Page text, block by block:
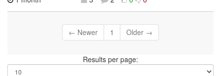
← Newer 1 Older →
Results per page: